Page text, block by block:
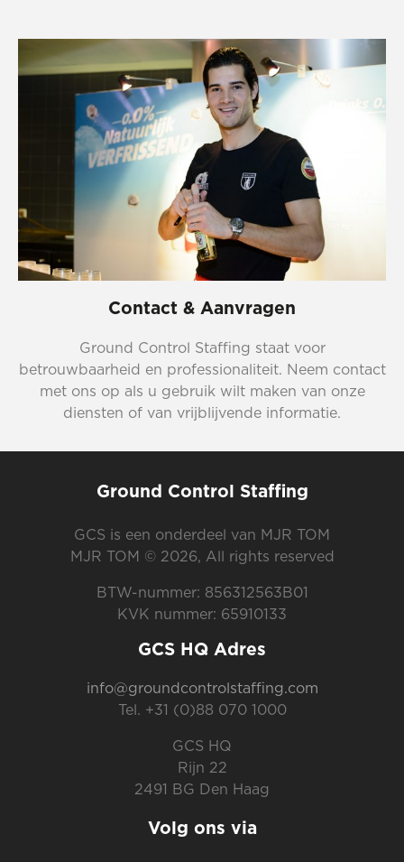
Contact & Aanvragen
Ground Control Staffing staat voor
betrouwbaarheid en professionaliteit. Neem contact
met ons op als u gebruik wilt maken van onze
diensten of van vrijblijvende informatie.
Ground Control Staffing
GCS is een onderdeel van MJR TOM
MJR TOM © 2026, All rights reserved
BTW-nummer: 856312563B01
KVK nummer: 65910133
GCS HQ Adres
info@groundcontrolstaffing.com
Tel. +31 (0)88 070 1000
GCS HQ
Rijn 22
2491 BG Den Haag
Volg ons via